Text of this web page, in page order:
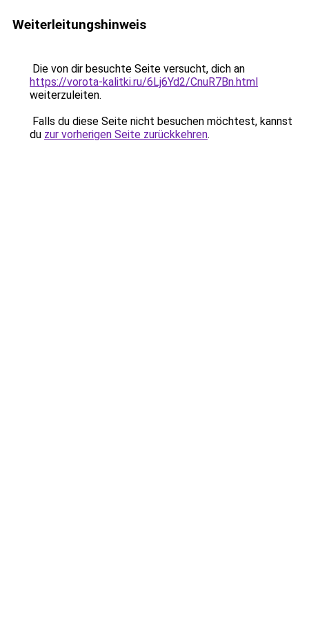
Weiterleitungshinweis
Die von dir besuchte Seite versucht, dich an
https://vorota-kalitki.ru/6Lj6Yd2/CnuR7Bn.html
weiterzuleiten.
Falls du diese Seite nicht besuchen möchtest, kannst
du zur vorherigen Seite zurückkehren.